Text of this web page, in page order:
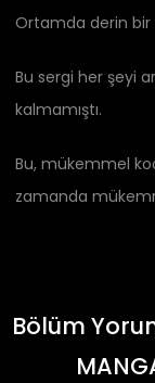
Ortamda derin bir
Bu sergi her şeyi
kalmamıştı.
Bu, mükemmel
zamanda
Bölüm